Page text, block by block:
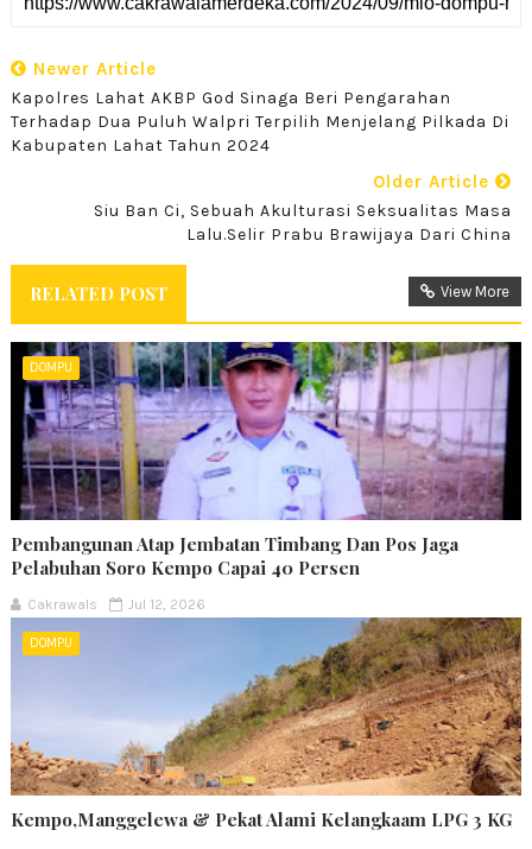
Newer Article
Kapolres Lahat AKBP God Sinaga Beri Pengarahan
Terhadap Dua Puluh Walpri Terpilih Menjelang Pilkada Di
Kabupaten Lahat Tahun 2024
Older Article
Siu Ban Ci, Sebuah Akulturasi Seksualitas Masa
Lalu.Selir Prabu Brawijaya Dari China
RELATED POST View More
DOMPU
Pembangunan Atap Jembatan Timbang Dan Pos Jaga
Pelabuhan Soro Kempo Capai 40 Persen
Cakrawals Jul 12, 2026
DOMPU
Kempo,Manggelewa & Pekat Alami Kelangkaam LPG 3 KG